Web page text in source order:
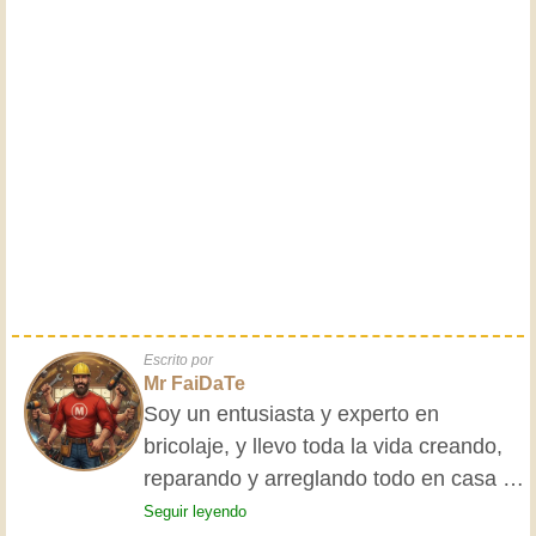
Escrito por
Mr FaiDaTe
Soy un entusiasta y experto en
bricolaje, y llevo toda la vida creando,
reparando y arreglando todo en casa y
para mis amigos. Mis abuelos me
Seguir leyendo